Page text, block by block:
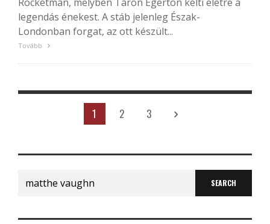
legendás énekest. A stáb jelenleg Észak-
Londonban forgat, az ott készült...
Tovább
1 2 3
Search
for: